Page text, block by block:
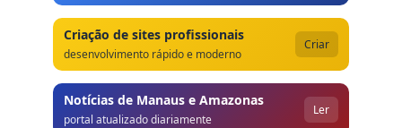
Criação de sites profissionais
desenvolvimento rápido e moderno
Criar
Notícias de Manaus e Amazonas
portal atualizado diariamente
Ler